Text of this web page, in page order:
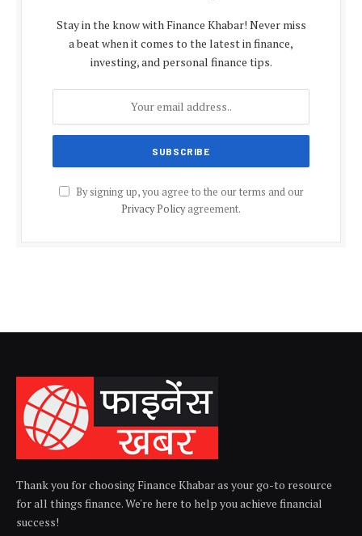
Stay in the know with Finance Khabar! Never miss
a beat when it comes to the latest in finance,
investing, and personal finance tips.
By signing up, you agree to the our terms and our
Privacy Policyagreement.
Thank you for choosing Finance Khabar as your go-to resource
for all things finance. We're here to help you achieve financial
success!